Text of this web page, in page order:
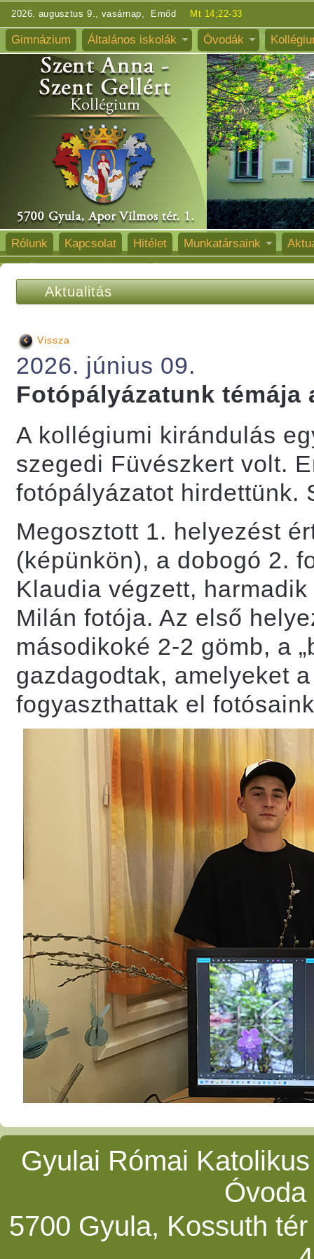
2026. augusztus 9., vasárnap, Emőd Mt 14;22-33
Gimnázium Általános iskolák Óvodák
Rólunk Kapcsolat Hitélet Munkatársaink
Aktualitás
Vissza
2026. június 09.
Fotópályázatunk témája
A kollégiumi kirándulás
szegedi Füvészkert volt.
fotópályázatot hirdettünk.
Megosztott 1. helyezést
(képünkön), a dobogó 2.
Klaudia végzett,
Milán fotója. Az első
másodikoké 2-2 gömb, a
gazdagodtak, amelyeket
fogyaszthattak el
Gyulai Római
5700 Gyula, Kossuth